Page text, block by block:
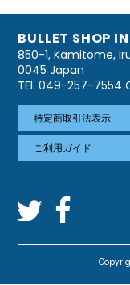
BULLET SHOP
850-1, Kamitome,
0045 Japan
TEL 049-257-7554
特定商取引法表示
ご利用ガイド